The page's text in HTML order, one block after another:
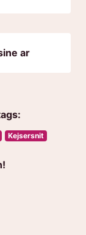
ar
Kejsersnit